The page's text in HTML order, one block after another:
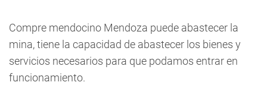
Compre mendocino Mendoza puede abastecer la
mina, tiene la capacidad de abastecer los bienes y
servicios necesarios para que podamos entrar en
funcionamiento.